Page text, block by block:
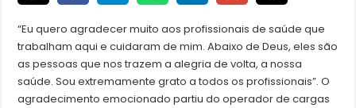
“Eu quero agradecer muito aos profissionais de saúde que
trabalham aqui e cuidaram de mim. Abaixo de Deus, eles são
as pessoas que nos trazem a alegria de volta, a nossa
saúde. Sou extremamente grato a todos os profissionais”. O
agradecimento emocionado partiu do operador de cargas